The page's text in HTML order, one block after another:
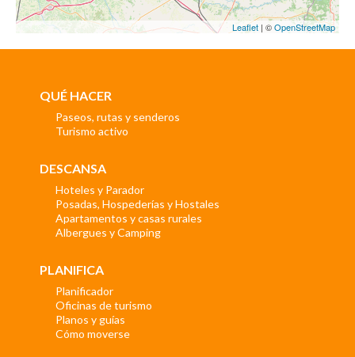
Leaflet | ©OpenStreetMap
QUÉ HACER
Paseos, rutas y senderos
Turismo activo
DESCANSA
Hoteles y Parador
Posadas, Hospederías y Hostales
Apartamentos y casas rurales
Albergues y Camping
PLANIFICA
Planificador
Oficinas de turismo
Planos y guías
Cómo moverse